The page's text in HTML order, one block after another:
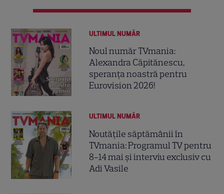
ULTIMUL NUMĂR
Noul număr TVmania:
Alexandra Căpitănescu,
speranța noastră pentru
Eurovision 2026!
ULTIMUL NUMĂR
Noutățile săptămânii în
TVmania: Programul TV pentru
8-14 mai și interviu exclusiv cu
Adi Vasile